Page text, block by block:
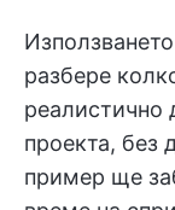
разбере
реалистично
проекта, без
пример ще